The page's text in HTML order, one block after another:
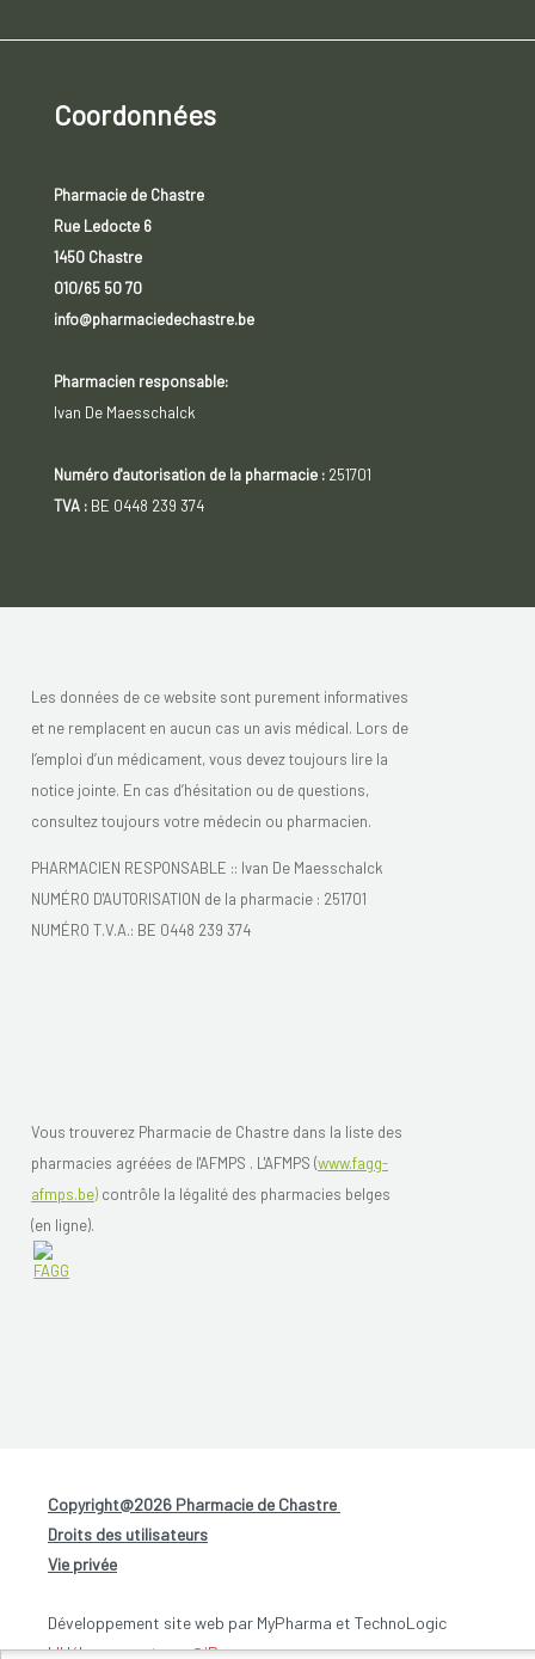
Coordonnées
Pharmacie de Chastre
Rue Ledocte 6
1450 Chastre
010/65 50 70
info@pharmaciedechastre.be
Pharmacien responsable:
Ivan De Maesschalck
Numéro d'autorisation de la pharmacie :251701
TVA :BE 0448 239 374
Les données de ce website sont purement informatives
et ne remplacent en aucun cas un avis médical. Lors de
l’emploi d’un médicament, vous devez toujours lire la
notice jointe. En cas d’hésitation ou de questions,
consultez toujours votre médecin ou pharmacien.
PHARMACIEN RESPONSABLE :: Ivan De Maesschalck
NUMÉRO D'AUTORISATION de la pharmacie : 251701
NUMÉRO T.V.A.: BE 0448 239 374
Vous trouverez Pharmacie de Chastre dans la liste des
pharmacies agréées de l'AFMPS . L'AFMPS (www.fagg-
afmps.be) contrôle la légalité des pharmacies belges
(en ligne).
Copyright@2026 Pharmacie de Chastre
Droits des utilisateurs
Vie privée
Développement site web par MyPharma et TechnoLogic
L'Hébergement par @iPower